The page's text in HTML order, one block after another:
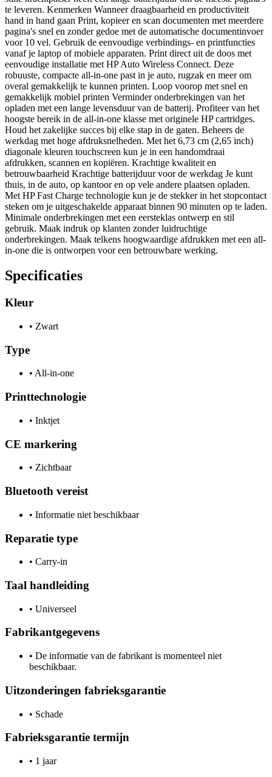
te leveren. Kenmerken Wanneer draagbaarheid en productiviteit
hand in hand gaan Print, kopieer en scan documenten met meerdere
pagina's snel en zonder gedoe met de automatische documentinvoer
voor 10 vel. Gebruik de eenvoudige verbindings- en printfuncties
vanaf je laptop of mobiele apparaten. Print direct uit de doos met
eenvoudige installatie met HP Auto Wireless Connect. Deze
robuuste, compacte all-in-one past in je auto, rugzak en meer om
overal gemakkelijk te kunnen printen. Loop voorop met snel en
gemakkelijk mobiel printen Verminder onderbrekingen van het
opladen met een lange levensduur van de batterij. Profiteer van het
hoogste bereik in de all-in-one klasse met originele HP cartridges.
Houd het zakelijke succes bij elke stap in de gaten. Beheers de
werkdag met hoge afdruksnelheden. Met het 6,73 cm (2,65 inch)
diagonale kleuren touchscreen kun je in een handomdraai
afdrukken, scannen en kopiëren. Krachtige kwaliteit en
betrouwbaarheid Krachtige batterijduur voor de werkdag Je kunt
thuis, in de auto, op kantoor en op vele andere plaatsen opladen.
Met HP Fast Charge technologie kun je de stekker in het stopcontact
steken om je uitgeschakelde apparaat binnen 90 minuten op te laden.
Minimale onderbrekingen met een eersteklas ontwerp en stil
gebruik. Maak indruk op klanten zonder luidruchtige
onderbrekingen. Maak telkens hoogwaardige afdrukken met een all-
in-one die is ontworpen voor een betrouwbare werking.
Specificaties
Kleur
• Zwart
Type
• All-in-one
Printtechnologie
• Inktjet
CE markering
• Zichtbaar
Bluetooth vereist
• Informatie niet beschikbaar
Reparatie type
• Carry-in
Taal handleiding
• Universeel
Fabrikantgegevens
• De informatie van de fabrikant is momenteel niet
beschikbaar.
Uitzonderingen fabrieksgarantie
• Schade
Fabrieksgarantie termijn
• 1 jaar